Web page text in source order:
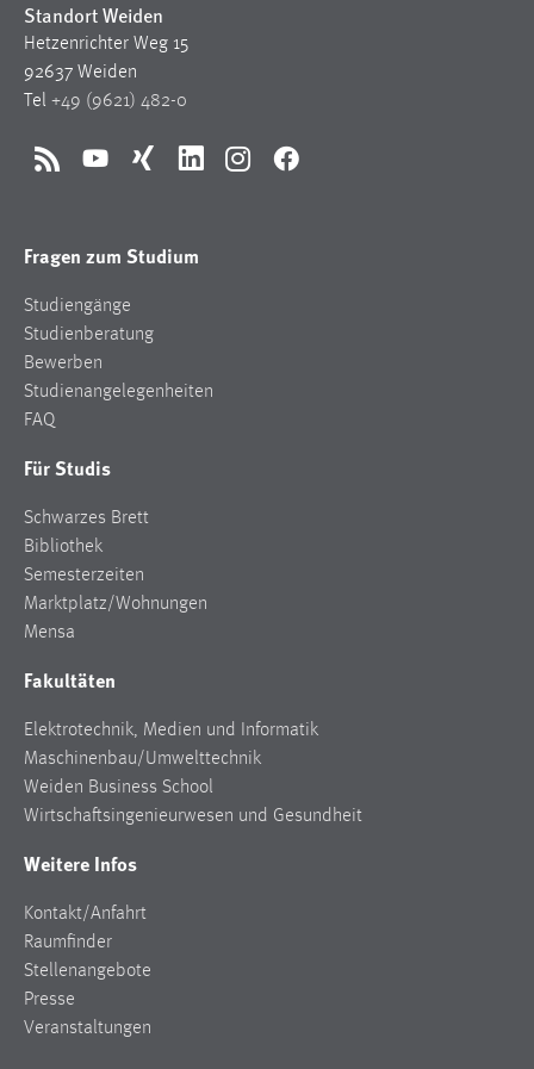
Standort Weiden
Hetzenrichter Weg 15
92637 Weiden
Tel +49 (9621) 482-0
RSS YouTubeXing LinkedInInstagramFacebook
Fragen zum Studium
Studiengänge
Studienberatung
Bewerben
Studienangelegenheiten
FAQ
Für Studis
Schwarzes Brett
Bibliothek
Semesterzeiten
Marktplatz/Wohnungen
Mensa
Fakultäten
Elektrotechnik, Medien und Informatik
Maschinenbau/Umwelttechnik
Weiden Business School
Wirtschaftsingenieurwesen und Gesundheit
Weitere Infos
Kontakt/Anfahrt
Raumfinder
Stellenangebote
Presse
Veranstaltungen